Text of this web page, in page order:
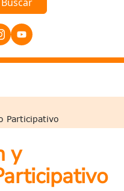
ayuda a la
Participativo
y